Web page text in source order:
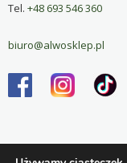
Tel. +48 693 546 360
biuro@alwosklep.pl